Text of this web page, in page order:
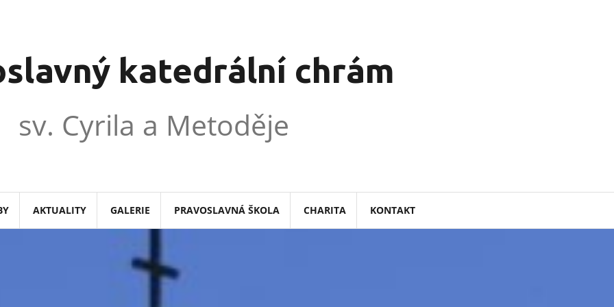
katedrální chrám
sv. Cyrila a Metoděje
AKTUALITY GALERIE PRAVOSLAVNÁ ŠKOLA CHARITA KONTAKT